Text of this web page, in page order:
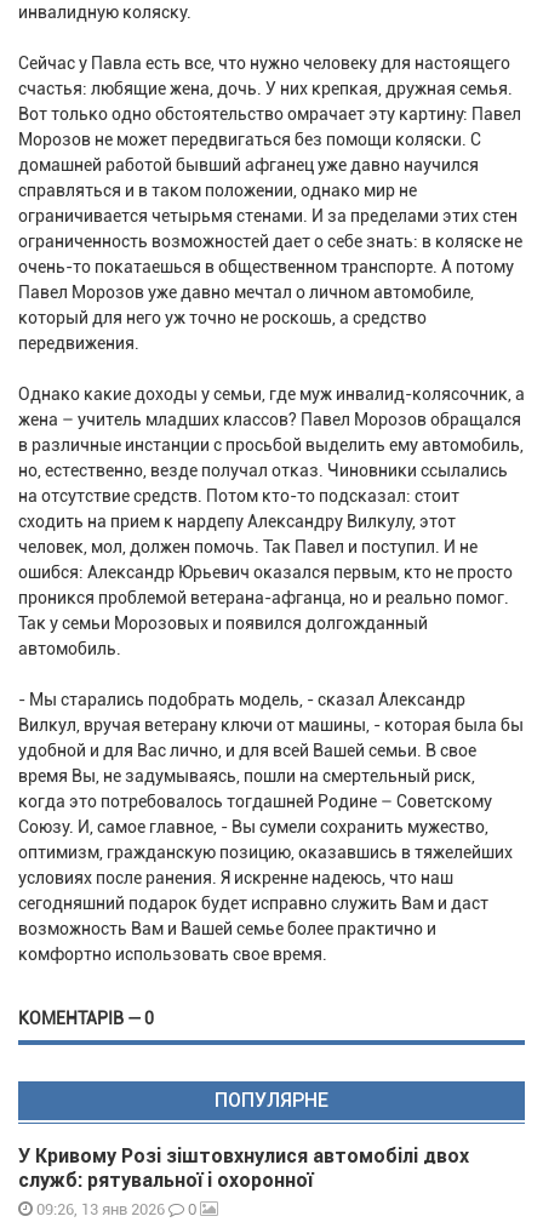
инвалидную коляску.
Сейчас у Павла есть все, что нужно человеку для настоящего
счастья: любящие жена, дочь. У них крепкая, дружная семья.
Вот только одно обстоятельство омрачает эту картину: Павел
Морозов не может передвигаться без помощи коляски. С
домашней работой бывший афганец уже давно научился
справляться и в таком положении, однако мир не
ограничивается четырьмя стенами. И за пределами этих стен
ограниченность возможностей дает о себе знать: в коляске не
очень-то покатаешься в общественном транспорте. А потому
Павел Морозов уже давно мечтал о личном автомобиле,
который для него уж точно не роскошь, а средство
передвижения.
Однако какие доходы у семьи, где муж инвалид-колясочник, а
жена – учитель младших классов? Павел Морозов обращался
в различные инстанции с просьбой выделить ему автомобиль,
но, естественно, везде получал отказ. Чиновники ссылались
на отсутствие средств. Потом кто-то подсказал: стоит
сходить на прием к нардепу Александру Вилкулу, этот
человек, мол, должен помочь. Так Павел и поступил. И не
ошибся: Александр Юрьевич оказался первым, кто не просто
проникся проблемой ветерана-афганца, но и реально помог.
Так у семьи Морозовых и появился долгожданный
автомобиль.
- Мы старались подобрать модель, - сказал Александр
Вилкул, вручая ветерану ключи от машины, - которая была бы
удобной и для Вас лично, и для всей Вашей семьи. В свое
время Вы, не задумываясь, пошли на смертельный риск,
когда это потребовалось тогдашней Родине – Советскому
Союзу. И, самое главное, - Вы сумели сохранить мужество,
оптимизм, гражданскую позицию, оказавшись в тяжелейших
условиях после ранения. Я искренне надеюсь, что наш
сегодняшний подарок будет исправно служить Вам и даст
возможность Вам и Вашей семье более практично и
комфортно использовать свое время.
КОМЕНТАРІВ — 0
ПОПУЛЯРНЕ
У Кривому Розі зіштовхнулися автомобілі двох
служб: рятувальної і охоронної
09:26, 13 янв 2026 0